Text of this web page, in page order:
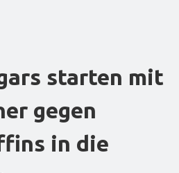
starten mit
gegen
in die